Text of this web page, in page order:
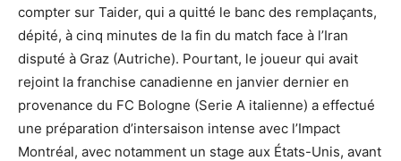
compter sur Taider, qui a quitté le banc des remplaçants,
dépité, à cinq minutes de la fin du match face à l’Iran
disputé à Graz (Autriche). Pourtant, le joueur qui avait
rejoint la franchise canadienne en janvier dernier en
provenance du FC Bologne (Serie A italienne) a effectué
une préparation d’intersaison intense avec l’Impact
Montréal, avec notamment un stage aux États-Unis, avant